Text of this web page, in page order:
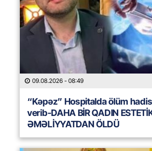
09.08.2026 - 08:49
“Kəpəz” Hospitalda ölüm
verib-DAHA BİR QADIN
ƏMƏLİYYATDAN ÖLDÜ